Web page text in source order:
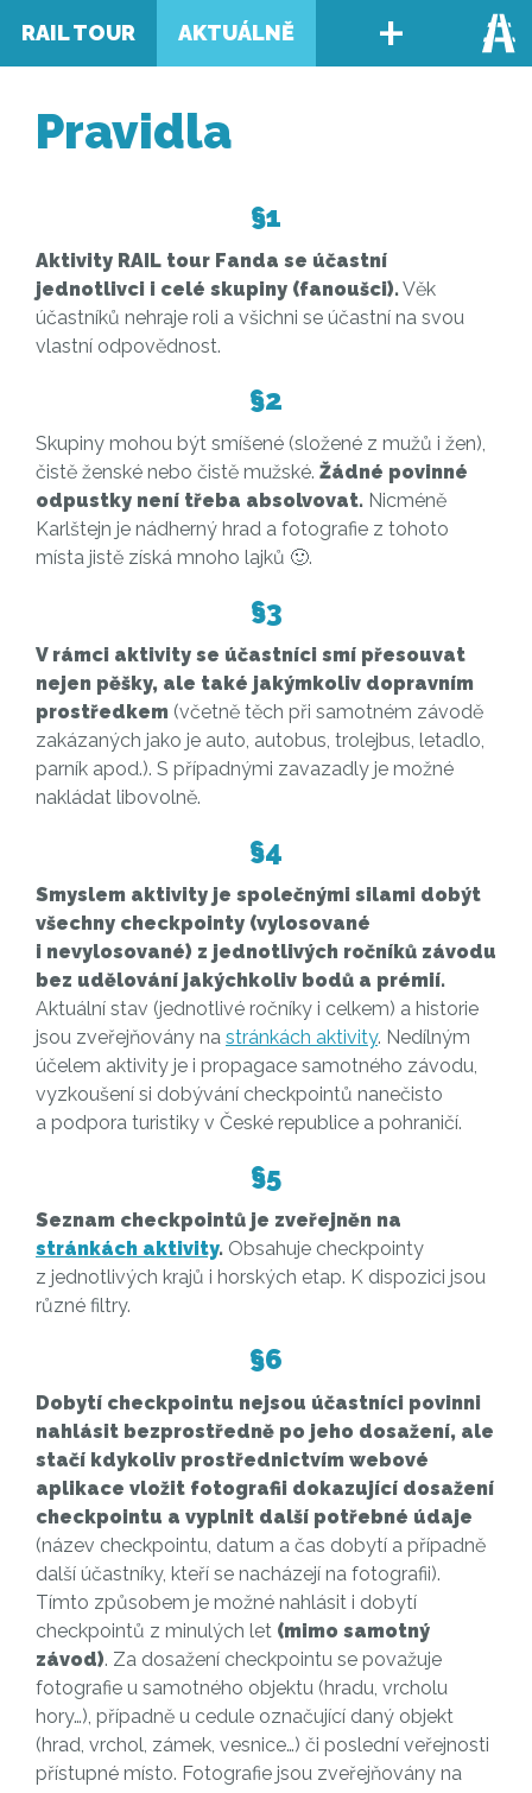
RAIL TOUR AKTUÁLNĚ +
Pravidla
§1
Aktivity RAIL tour Fanda se účastní
jednotlivci i celé skupiny (fanoušci).Věk
účastníků nehraje roli a všichni se účastní na svou
vlastní odpovědnost.
§2
Skupiny mohou být smíšené (složené z mužů i žen),
čistě ženské nebo čistě mužské. Žádné povinné
odpustky není třeba absolvovat. Nicméně
Karlštejn je nádherný hrad a fotografie z tohoto
místa jistě získá mnoho lajků 🙂.
§3
V rámci aktivity se účastníci smí přesouvat
nejen pěšky, ale také jakýmkoliv dopravním
prostředkem (včetně těch při samotném závodě
zakázaných jako je auto, autobus, trolejbus, letadlo,
parník apod.). S případnými zavazadly je možné
nakládat libovolně.
§4
Smyslem aktivity je společnými silami dobýt
všechny checkpointy (vylosované
i nevylosované) z jednotlivých ročníků závodu
bez udělování jakýchkoliv bodů a prémií.
Aktuální stav (jednotlivé ročníky i celkem) a historie
jsou zveřejňovány na stránkách aktivity. Nedílným
účelem aktivity je i propagace samotného závodu,
vyzkoušení si dobývání checkpointů nanečisto
a podpora turistiky v České republice a pohraničí.
§5
Seznam checkpointů je zveřejněn na
stránkách aktivity. Obsahuje checkpointy
z jednotlivých krajů i horských etap. K dispozici jsou
různé filtry.
§6
Dobytí checkpointu nejsou účastníci povinni
nahlásit bezprostředně po jeho dosažení, ale
stačí kdykoliv prostřednictvím webové
aplikace vložit fotografii dokazující dosažení
checkpointu a vyplnit další potřebné údaje
(název checkpointu, datum a čas dobytí a případně
další účastníky, kteří se nacházejí na fotografii).
Tímto způsobem je možné nahlásit i dobytí
checkpointů z minulých let (mimo samotný
závod). Za dosažení checkpointu se považuje
fotografie u samotného objektu (hradu, vrcholu
hory…), případně u cedule označující daný objekt
(hrad, vrchol, zámek, vesnice…) či poslední veřejnosti
přístupné místo. Fotografie jsou zveřejňovány na